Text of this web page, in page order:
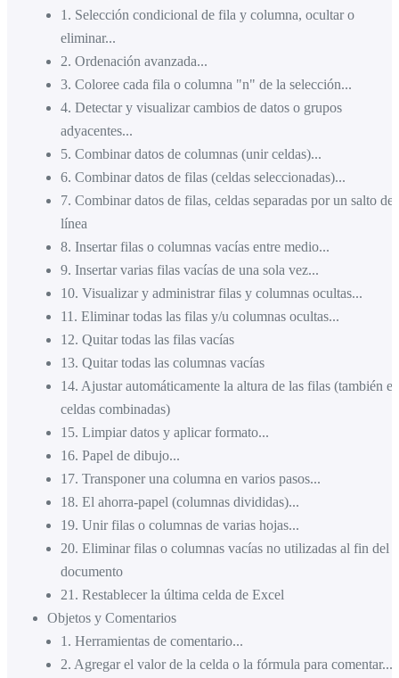
1 . Selección condicional de fila y columna, ocultar o
eliminar...
2. Ordenación avanzada...
3. Coloree cada fila o columna "n" de la selección...
4. Detectar y visualizar cambios de datos o grupos
adyacentes...
5. Combinar datos de columnas (unir celdas)...
6. Combinar datos de filas (celdas seleccionadas)...
7. Combinar datos de filas, celdas separadas por un salto de
línea
8. Insertar filas o columnas vacías entre medio...
9. Insertar varias filas vacías de una sola vez...
10. Visualizar y administrar filas y columnas ocultas...
11 . Eliminar todas las filas y/u columnas ocultas...
12. Quitar todas las filas vacías
13. Quitar todas las columnas vacías
14. Ajustar automáticamente la altura de las filas (también en
celdas combinadas)
15. Limpiar datos y aplicar formato...
16. Papel de dibujo...
17. Transponer una columna en varios pasos...
18. El ahorra-papel (columnas divididas)...
19. Unir filas o columnas de varias hojas...
20. Eliminar filas o columnas vacías no utilizadas al fin del
documento
21 . Restablecer la última celda de Excel
Objetos y Comentarios
1 . Herramientas de comentario...
2. Agregar el valor de la celda o la fórmula para comentar...